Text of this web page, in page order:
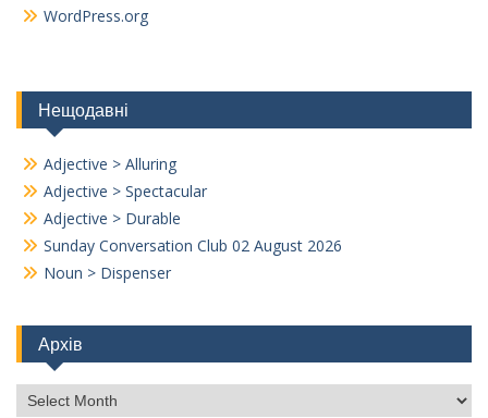
WordPress.org
Нещодавні
Adjective > Alluring
Adjective > Spectacular
Adjective > Durable
Sunday Conversation Club 02 August 2026
Noun > Dispenser
Архів
Архів